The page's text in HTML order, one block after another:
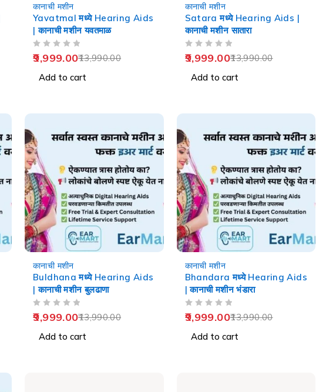
कानाची मशीन
Yavatmal मध्ये Hearing Aids
| कानाची मशीन यवतमाळ
13,990.00
9,999.00
Add to cart
कानाची मशीन
Satara मध्ये Hearing Aids |
कानाची मशीन सातारा
13,990.00
9,999.00
Add to cart
कानाची मशीन
Buldhana मध्ये Hearing Aids
| कानाची मशीन बुलढाणा
13,990.00
9,999.00
Add to cart
कानाची मशीन
Bhandara मध्ये Hearing Aids
| कानाची मशीन भंडारा
13,990.00
9,999.00
Add to cart